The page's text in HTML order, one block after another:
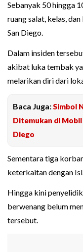
Sebanyak 50 hingga
ruang salat, kelas,
San Diego.
Dalam insiden
akibat luka tembak
melarikan diri dari
Baca Juga: Simbol
Ditemukan di Mobil
Diego
Sementara tiga
keterkaitan dengan
Hingga kini
berwenang belum
tersebut.